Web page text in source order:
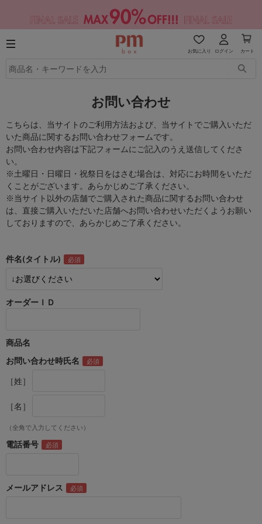
お気に入り ログイン カート
お問い合わせ
こちらは、当サイトのご利用方法および、当サイトでご購入いただ
いた商品に関するお問い合わせフォームです。
お問い合わせ内容は下記フォームにご記入のうえ送信してくださ
い。
※土曜日・日曜日・祝祭日をはさむ場合は、対応にお時間をいただ
くことがございます。あらかじめご了承ください。
※当サイト以外の店舗でご購入された商品に関するお問い合わせ
は、直接ご購入いただいた店舗へお問い合わせいただくようお願い
しておりますので、あらかじめご了承ください。
件名(タイトル)
オーダーＩＤ
商品名
お問い合わせ時氏名
［姓］
［名］
（全角で入力してください）
電話番号
メールアドレス